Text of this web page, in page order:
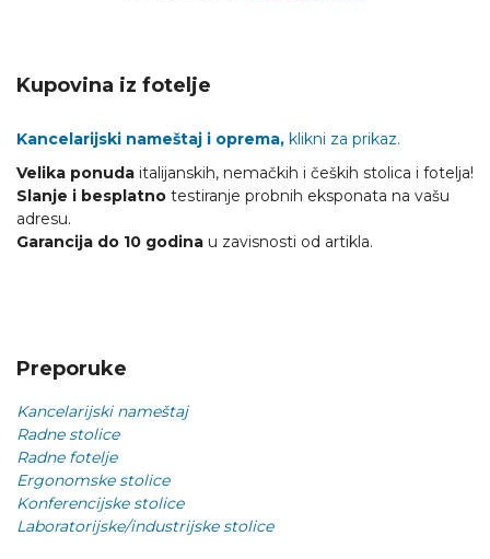
Kupovina iz fotelje
Kancelarijski nameštaj i oprema, klikni za prikaz.
Velika ponuda italijanskih, nemačkih i čeških stolica i fotelja!
Slanje i besplatno testiranje probnih eksponata na vašu
adresu.
Garancija do 10 godina u zavisnosti od artikla.
Preporuke
Kancelarijski nameštaj
Radne stolice
Radne fotelje
Ergonomske stolice
Konferencijske stolice
Laboratorijske/industrijske stolice